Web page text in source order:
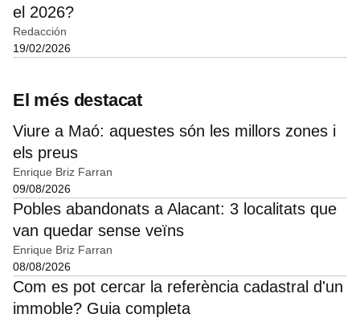
el 2026?
Redacción
19/02/2026
El més destacat
Viure a Maó: aquestes són les millors zones i
els preus
Enrique Briz Farran
09/08/2026
Pobles abandonats a Alacant: 3 localitats que
van quedar sense veïns
Enrique Briz Farran
08/08/2026
Com es pot cercar la referència cadastral d'un
immoble? Guia completa